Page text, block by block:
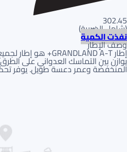
302.45
(شامل الضريبة)
نفذت الكمية
وصف الإطار
يوازن بين التماسك العدواني على
المنخفضة وعمر دعسة طويل. يوفر